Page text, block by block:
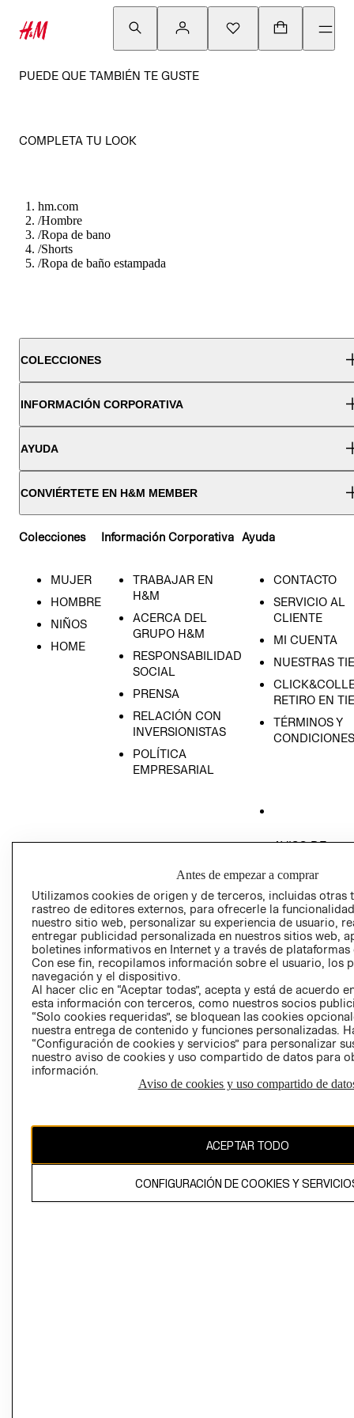
PUEDE QUE TAMBIÉN TE GUSTE
COMPLETA TU LOOK
hm.com
/Hombre
/Ropa de bano
/Shorts
/Ropa de baño estampada
COLECCIONES
INFORMACIÓN CORPORATIVA
AYUDA
CONVIÉRTETE EN H&M MEMBER
Colecciones
MUJER
HOMBRE
NIÑOS
HOME
Información Corporativa
TRABAJAR EN
H&M
ACERCA DEL
GRUPO H&M
RESPONSABILIDAD
SOCIAL
PRENSA
RELACIÓN CON
INVERSIONISTAS
POLÍTICA
EMPRESARIAL
Ayuda
CONTACTO
SERVICIO AL
CLIENTE
MI CUENTA
NUESTRAS
RETIRO EN
TÉRMINOS Y
CONDICIONES
AVISO DE
GIFT CARD
AVISO DE
Perú (S/)
CAMBIAR REGIÓN
propiedad de H&M Hennes & Mauritz AB
Antes de empezar a comprar
Utilizamos cookies de origen y de terceros, incluidas otras
rastreo de editores externos, para ofrecerle la
nuestro sitio web, personalizar su experiencia de usuario,
entregar publicidad personalizada en nuestros sitios web,
boletines informativos en Internet y a través de plataformas
Con ese fin, recopilamos información sobre el usuario, los
navegación y el dispositivo.
Al hacer clic en “Aceptar todas”, acepta y está de acuerdo
esta información con terceros, como nuestros socios
“Solo cookies requeridas”, se bloquean las cookies
nuestra entrega de contenido y funciones personalizadas.
“Configuración de cookies y servicios” para personalizar
nuestro aviso de cookies y uso compartido de datos para
información.
Aviso de cookies y uso compartido de
ACEPTAR TODO
CONFIGURACIÓN DE COOKIES Y